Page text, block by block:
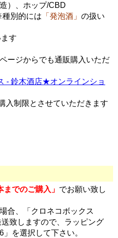
）、ホップ/CBD
別的には 「発泡酒」 の扱い
す
ージからでも通販購入いただ
- 鈴木酒店★オンラインショ
入制限とさせていただきます
までのご購入」 でお願い致し
合、「クロネコボックス
致しますので、ラッピング
を選択して下さい。